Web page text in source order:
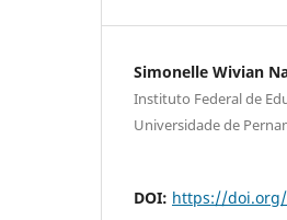
Simonelle Wivian
Instituto Federal de
Universidade de
DOI: https://doi.org/